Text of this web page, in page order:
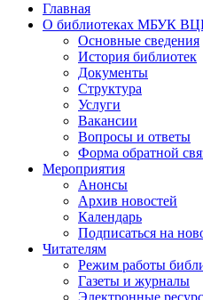
Главная
О библиотеках МБУК
Основные сведения
История библиотек
Документы
Структура
Услуги
Вакансии
Вопросы и ответы
Форма обратной
Мероприятия
Анонсы
Архив новостей
Календарь
Подписаться на
Читателям
Режим работы
Газеты и журналы
Электронные